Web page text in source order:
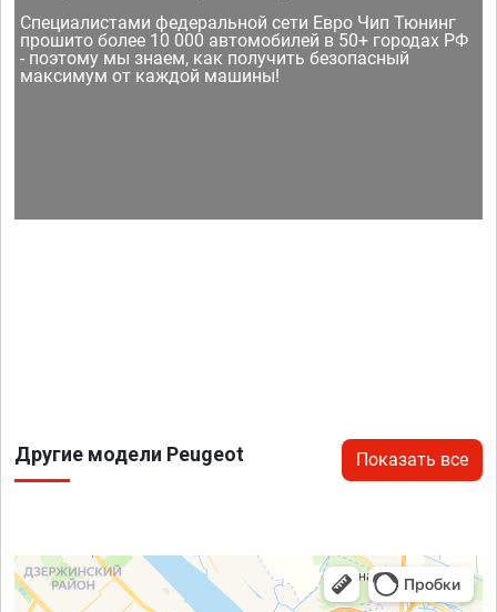
Специалистами федеральной сети Евро Чип Тюнинг
прошито более 10 000 автомобилей в 50+ городах РФ
- поэтому мы знаем, как получить безопасный
максимум от каждой машины!
Другие модели Peugeot Показать все